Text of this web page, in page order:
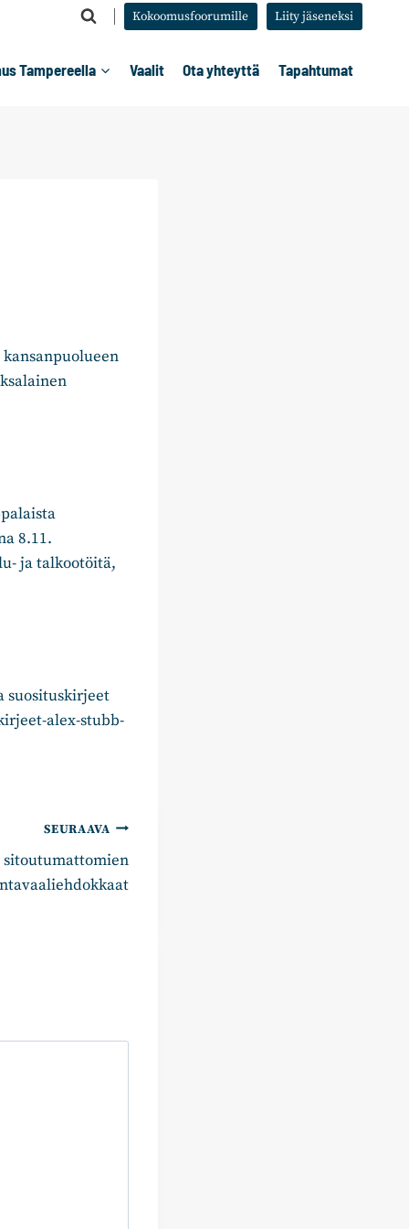
Kokoomusfoorumille Liity jäseneksi
Tampereella Vaalit Ota yhteyttä Tapahtumat
8.11.
ja talkootöitä,
suosituskirjeet
alex-stubb-
SEURAAVA
sitoutumattomien